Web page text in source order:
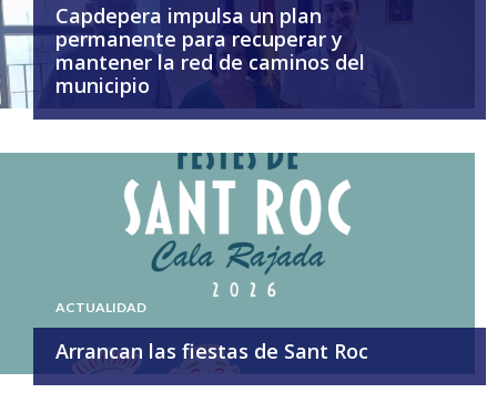
Capdepera impulsa un plan
permanente para recuperar y
mantener la red de caminos del
municipio
ACTUALIDAD
Arrancan las fiestas de Sant Roc